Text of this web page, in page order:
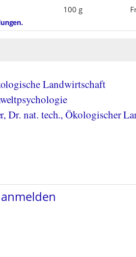
100 g
Landwirtschaft
Dr. nat. tech., Ökologischer